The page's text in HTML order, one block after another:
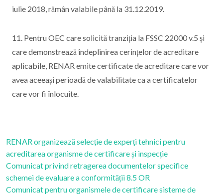
iulie 2018, rămân valabile până la 31.12.2019.
11. Pentru OEC care solicită tranziția la FSSC 22000 v.5 și
care demonstrează îndeplinirea cerințelor de acreditare
aplicabile, RENAR emite certificate de acreditare care vor
avea aceeași perioadă de valabilitate ca a certificatelor
care vor fi înlocuite.
RENAR organizează selecţie de experţi tehnici pentru
acreditarea organisme de certificare și inspecție
Comunicat privind retragerea documentelor specifice
schemei de evaluare a conformității 8.5 OR
Comunicat pentru organismele de certificare sisteme de